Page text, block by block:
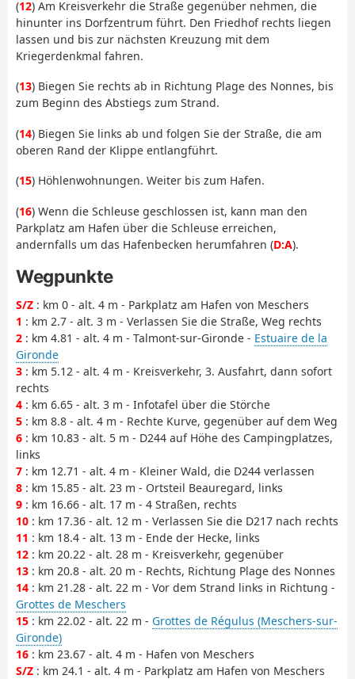
(12) Am Kreisverkehr die Straße gegenüber nehmen, die
hinunter ins Dorfzentrum führt. Den Friedhof rechts liegen
lassen und bis zur nächsten Kreuzung mit dem
Kriegerdenkmal fahren.
(13) Biegen Sie rechts ab in Richtung Plage des Nonnes, bis
zum Beginn des Abstiegs zum Strand.
(14) Biegen Sie links ab und folgen Sie der Straße, die am
oberen Rand der Klippe entlangführt.
(15) Höhlenwohnungen. Weiter bis zum Hafen.
(16) Wenn die Schleuse geschlossen ist, kann man den
Parkplatz am Hafen über die Schleuse erreichen,
andernfalls um das Hafenbecken herumfahren (D:A).
Wegpunkte
S/Z : km 0 - alt. 4 m - Parkplatz am Hafen von Meschers
1 : km 2.7 - alt. 3 m - Verlassen Sie die Straße, Weg rechts
2 : km 4.81 - alt. 4 m - Talmont-sur-Gironde - Estuaire de la
Gironde
3 : km 5.12 - alt. 4 m - Kreisverkehr, 3. Ausfahrt, dann sofort
rechts
4 : km 6.65 - alt. 3 m - Infotafel über die Störche
5 : km 8.8 - alt. 4 m - Rechte Kurve, gegenüber auf dem Weg
6 : km 10.83 - alt. 5 m - D244 auf Höhe des Campingplatzes,
links
7 : km 12.71 - alt. 4 m - Kleiner Wald, die D244 verlassen
8 : km 15.85 - alt. 23 m - Ortsteil Beauregard, links
9 : km 16.66 - alt. 17 m - 4 Straßen, rechts
10 : km 17.36 - alt. 12 m - Verlassen Sie die D217 nach rechts
11 : km 18.4 - alt. 13 m - Ende der Hecke, links
12 : km 20.22 - alt. 28 m - Kreisverkehr, gegenüber
13 : km 20.8 - alt. 20 m - Rechts, Richtung Plage des Nonnes
14 : km 21.28 - alt. 22 m - Vor dem Strand links in Richtung -
Grottes de Meschers
15 : km 22.02 - alt. 22 m - Grottes de Régulus (Meschers-sur-
Gironde)
16 : km 23.67 - alt. 4 m - Hafen von Meschers
S/Z : km 24.1 - alt. 4 m - Parkplatz am Hafen von Meschers